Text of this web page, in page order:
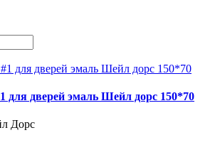
для дверей эмаль Шейл дорс 150*70
Дорс